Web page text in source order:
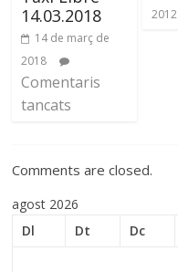
14.03.2018
14 de març de
2018
Comentaris
tancats
2012
Comments are closed.
agost 2026
Dl
Dt Dc